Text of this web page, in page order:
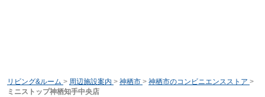
リビング&ルーム > 周辺施設案内 > 神栖市 > 神栖市のコンビニエンスストア >
ミニストップ神栖知手中央店